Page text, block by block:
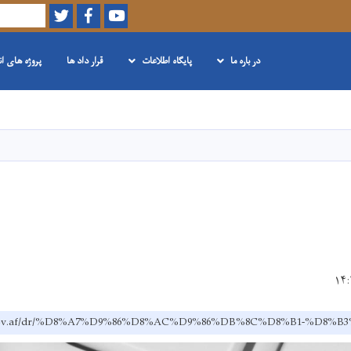
content
Youtube
Facebook
Twitter
Search
در باره ما پایگاه اطلاعات قرار داد ها پروژه های
dr/%D8%A7%D9%86%D8%AC%D9%86%DB%8C%D8%B1-